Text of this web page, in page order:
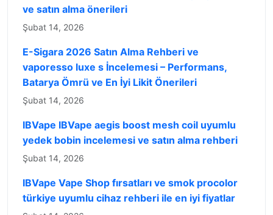
ve satın alma önerileri
Şubat 14, 2026
E-Sigara 2026 Satın Alma Rehberi ve
vaporesso luxe s İncelemesi – Performans,
Batarya Ömrü ve En İyi Likit Önerileri
Şubat 14, 2026
IBVape IBVape aegis boost mesh coil uyumlu
yedek bobin incelemesi ve satın alma rehberi
Şubat 14, 2026
IBVape Vape Shop fırsatları ve smok procolor
türkiye uyumlu cihaz rehberi ile en iyi fiyatlar